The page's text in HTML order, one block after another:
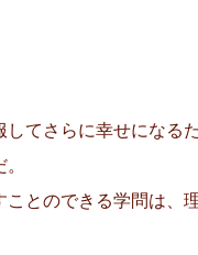
してさらに幸せになる
ことのできる学問は、